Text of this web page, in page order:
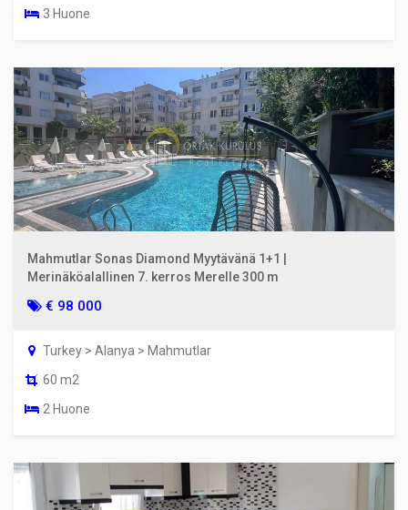
3 Huone
Mahmutlar Sonas Diamond Myytävänä 1+1 |
Merinäköalallinen 7. kerros Merelle 300 m
€ 98 000
Turkey > Alanya > Mahmutlar
60 m2
2 Huone